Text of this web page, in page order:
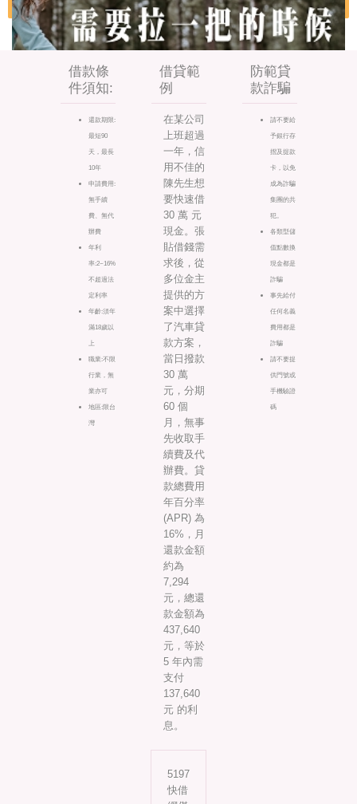
借款條
件須知:
還款期限:
最短90
天，最長
10年
申請費用:
無手續
費、無代
辦費
年利
率:2~16%
不超過法
定利率
年齡:須年
滿18歲以
上
職業:不限
行業，無
業亦可
地區:限台
灣
借貸範
例
在某公司
上班超過
一年，信
用不佳的
陳先生想
要快速借
30 萬 元
現金。張
貼借錢需
求後，從
多位金主
提供的方
案中選擇
了汽車貸
款方案，
當日撥款
30 萬
元，分期
60 個
月，無事
先收取手
續費及代
辦費。貸
款總費用
年百分率
(APR) 為
16%，月
還款金額
約為
7,294
元，總還
款金額為
437,640
元，等於
5 年內需
支付
137,640
元 的利
息。
防範貸
款詐騙
請不要給
予銀行存
摺及提款
卡，以免
成為詐騙
集團的共
犯。
各類型儲
值點數換
現金都是
詐騙
事先給付
任何名義
費用都是
詐騙
請不要提
供門號或
手機驗證
碼
5197
快借